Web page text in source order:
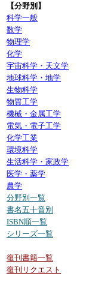
【分野別】
科学一般
数学
物理学
化学
宇宙科学・天文学
地球科学・地学
生物科学
物質工学
機械・金属工学
電気・電子工学
化学工業
環境科学
生活科学・家政学
医学・薬学
農学
分野別一覧
書名五十音別
ISBN順一覧
シリーズ一覧
復刊書籍一覧
復刊リクエスト